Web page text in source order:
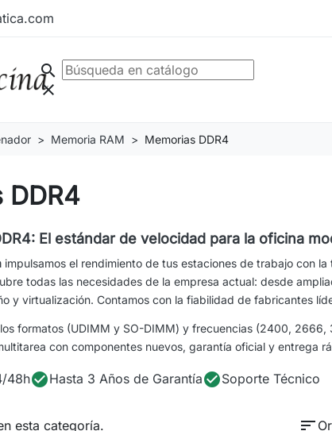
search
clear
Memoria RAM Memorias DDR4
DDR4
El estándar de velocidad para la oficina
impulsamos el rendimiento de tus estaciones de trabajo con
todas las necesidades de la empresa actual: desde
y virtualización. Contamos con la fiabilidad de fabricantes
formatos (UDIMM y SO-DIMM) y frecuencias (2400,
con componentes nuevos, garantía oficial y entrega
48hcheck_circleHasta 3 Años de Garantíacheck_circleSoporte Técnico
esta categoría. sort